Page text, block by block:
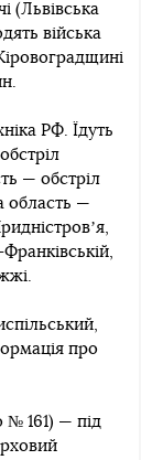
(Львівська
війська
РФ. Їдуть
— обстріл
область —
Франківській,
про
№ 161) — під